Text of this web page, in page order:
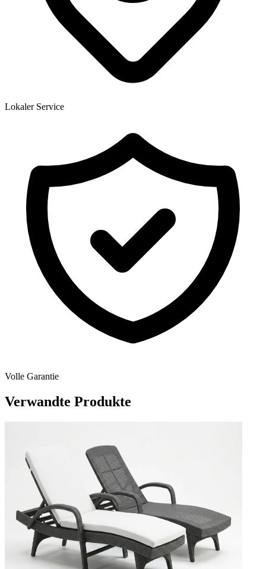
Lokaler Service
Volle Garantie
Verwandte Produkte